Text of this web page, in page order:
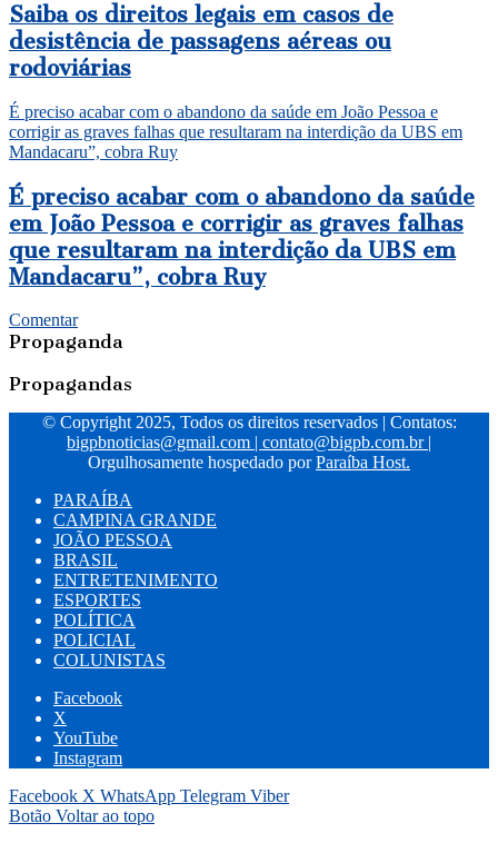
Saiba os direitos legais em casos de
desistência de passagens aéreas ou
rodoviárias
É preciso acabar com o abandono da saúde em João Pessoa e
corrigir as graves falhas que resultaram na interdição da UBS em
Mandacaru”, cobra Ruy
É preciso acabar com o abandono da saúde
em João Pessoa e corrigir as graves falhas
que resultaram na interdição da UBS em
Mandacaru”, cobra Ruy
Comentar
Propaganda
Propagandas
© Copyright 2025, Todos os direitos reservados | Contatos:
bigpbnoticias@gmail.com
contato@bigpb.com.br
Orgulhosamente hospedado porParaíba Host.
PARAÍBA
CAMPINA GRANDE
JOÃO PESSOA
BRASIL
ENTRETENIMENTO
ESPORTES
POLÍTICA
POLICIAL
COLUNISTAS
Facebook
X
YouTube
Instagram
Facebook X WhatsApp Telegram Viber
Botão Voltar ao topo